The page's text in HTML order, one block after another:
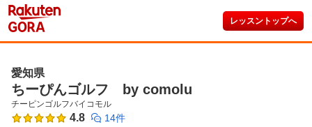
レッスントップへ
愛知県
ちーぴんゴルフ by comolu
チーピンゴルフバイコモル
4.8
14件